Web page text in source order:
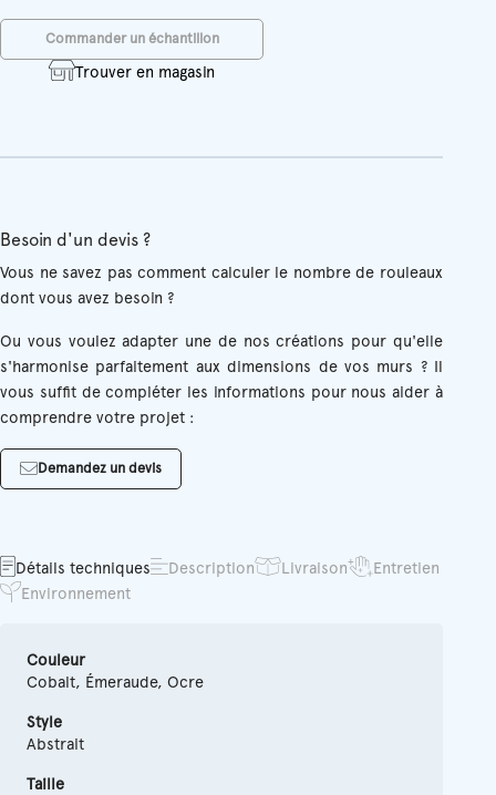
Commander un échantillon
Trouver en magasin
Besoin d'un devis ?
Vous ne savez pas comment calculer le nombre de rouleaux
dont vous avez besoin ?
Ou vous voulez adapter une de nos créations pour qu'elle
s'harmonise parfaitement aux dimensions de vos murs ? Il
vous suffit de compléter les informations pour nous aider à
comprendre votre projet :
Demandez un devis
Détails techniques Description Livraison
Entretien
Environnement
Couleur
Cobalt, Émeraude, Ocre
Style
Abstrait
Taille